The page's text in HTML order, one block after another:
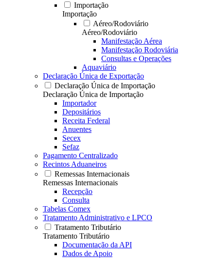
Importação
Importação
Aéreo/Rodoviário
Aéreo/Rodoviário
Manifestação Aérea
Manifestação Rodoviária
Consultas e Operações
Aquaviário
Declaração Única de Exportação
Declaração Única de Importação
Declaração Única de Importação
Importador
Depositários
Receita Federal
Anuentes
Secex
Sefaz
Pagamento Centralizado
Recintos Aduaneiros
Remessas Internacionais
Remessas Internacionais
Recepção
Consulta
Tabelas Comex
Tratamento Administrativo e LPCO
Tratamento Tributário
Tratamento Tributário
Documentação da API
Dados de Apoio